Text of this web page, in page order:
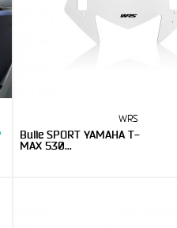
WRS
Bulle SPORT YAMAHA T-
MAX 530...